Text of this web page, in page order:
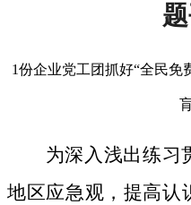
1份企业党工团抓好“全民免
为深入浅出练习
地区应急观，提高认